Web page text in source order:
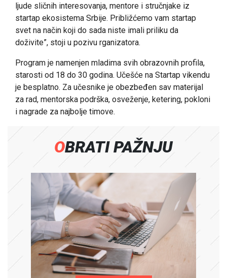
ljude sličnih interesovanja, mentore i stručnjake iz
startap ekosistema Srbije. Približćemo vam startap
svet na način koji do sada niste imali priliku da
doživite”, stoji u pozivu rganizatora.
Program je namenjen mladima svih obrazovnih profila,
starosti od 18 do 30 godina. Učešće na Startap vikendu
je besplatno. Za učesnike je obezbeđen sav materijal
za rad, mentorska podrška, osveženje, ketering, pokloni
i nagrade za najbolje timove.
OBRATI PAŽNJU